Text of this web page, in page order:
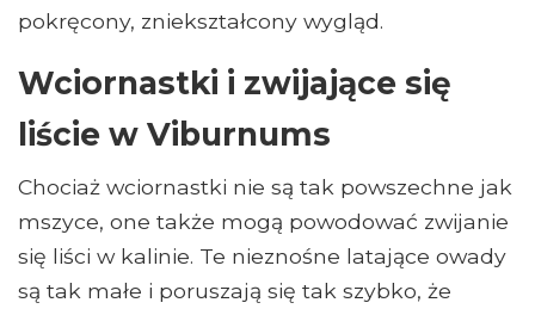
pokręcony, zniekształcony wygląd.
Wciornastki i zwijające się
liście w Viburnums
Chociaż wciornastki nie są tak powszechne jak
mszyce, one także mogą powodować zwijanie
się liści w kalinie. Te nieznośne latające owady
są tak małe i poruszają się tak szybko, że